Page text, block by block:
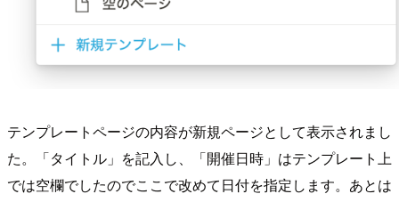
テンプレートページの内容が新規ページとして表示されまし
た。「タイトル」を記入し、「開催日時」はテンプレート上
では空欄でしたのでここで改めて日付を指定します。あとは